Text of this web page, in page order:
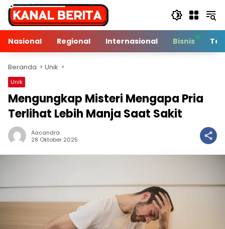
Langsung
konten
Nasional
Regional Internasional Bisnis
Beranda Unik
Unik
Mengungkap Misteri Mengapa Pria
Terlihat Lebih Manja Saat Sakit
Aacandra
28 Oktober 2025